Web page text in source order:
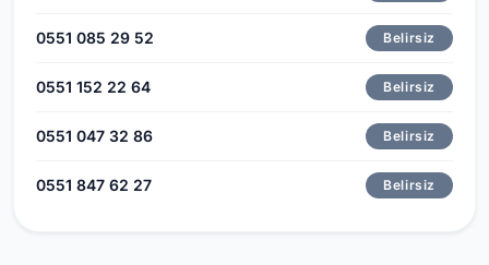
0551 085 29 52 Belirsiz
0551 152 22 64 Belirsiz
0551 047 32 86 Belirsiz
0551 847 62 27 Belirsiz